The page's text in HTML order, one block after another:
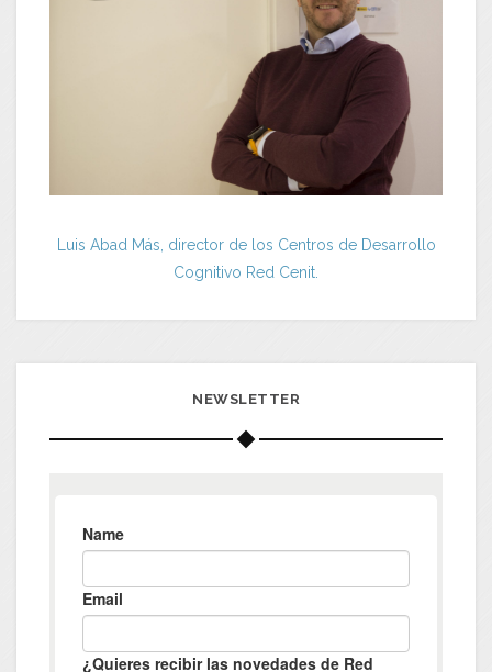
Luis Abad Más, director de los Centros de Desarrollo
Cognitivo Red Cenit.
NEWSLETTER